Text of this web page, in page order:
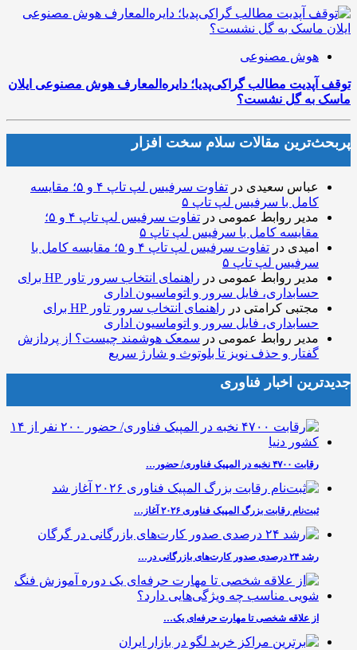
هوش مصنوعی
توقف آپدیت مطالب گراکی‌پدیا؛ دایره‌المعارف هوش مصنوعی ایلان
ماسک به گل نشست؟
پربحث‌ترین مقالات سلام سخت افزار
عباس سعیدی در
تفاوت سرفیس لپ تاپ ۴ و ۵؛ مقایسه
کامل با سرفیس لپ تاپ ۵
مدیر روابط عمومی در
تفاوت سرفیس لپ تاپ ۴ و ۵؛
مقایسه کامل با سرفیس لپ تاپ ۵
امیدی در
تفاوت سرفیس لپ تاپ ۴ و ۵؛ مقایسه کامل با
سرفیس لپ تاپ ۵
مدیر روابط عمومی در
راهنمای انتخاب سرور تاور HP برای
حسابداری، فایل سرور و اتوماسیون اداری
مجتبی کرامتی در
راهنمای انتخاب سرور تاور HP برای
حسابداری، فایل سرور و اتوماسیون اداری
مدیر روابط عمومی در سمعک هوشمند چیست؟ از پردازش
گفتار و حذف نویز تا بلوتوث و شارژ سریع
جدیدترین اخبار فناوری
رقابت ۴۷۰۰ نخبه در المپیک فناوری/ حضور…
ثبت‌نام رقابت بزرگ المپیک فناوری ۲۰۲۶ آغاز…
رشد ۲۴ درصدی صدور کارت‌های بازرگانی در…
از علاقه شخصی تا مهارت حرفه‌ای یک…